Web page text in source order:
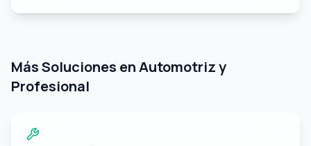
Más Soluciones en Automotriz y
Profesional